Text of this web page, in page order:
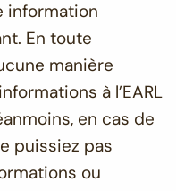
information
En toute
manière
à l’EARL
en cas de
puissiez pas
ou